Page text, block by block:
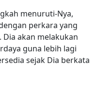
menuruti-Nya,
perkara yang
akan melakukan
guna lebih lagi
sejak Dia berkata